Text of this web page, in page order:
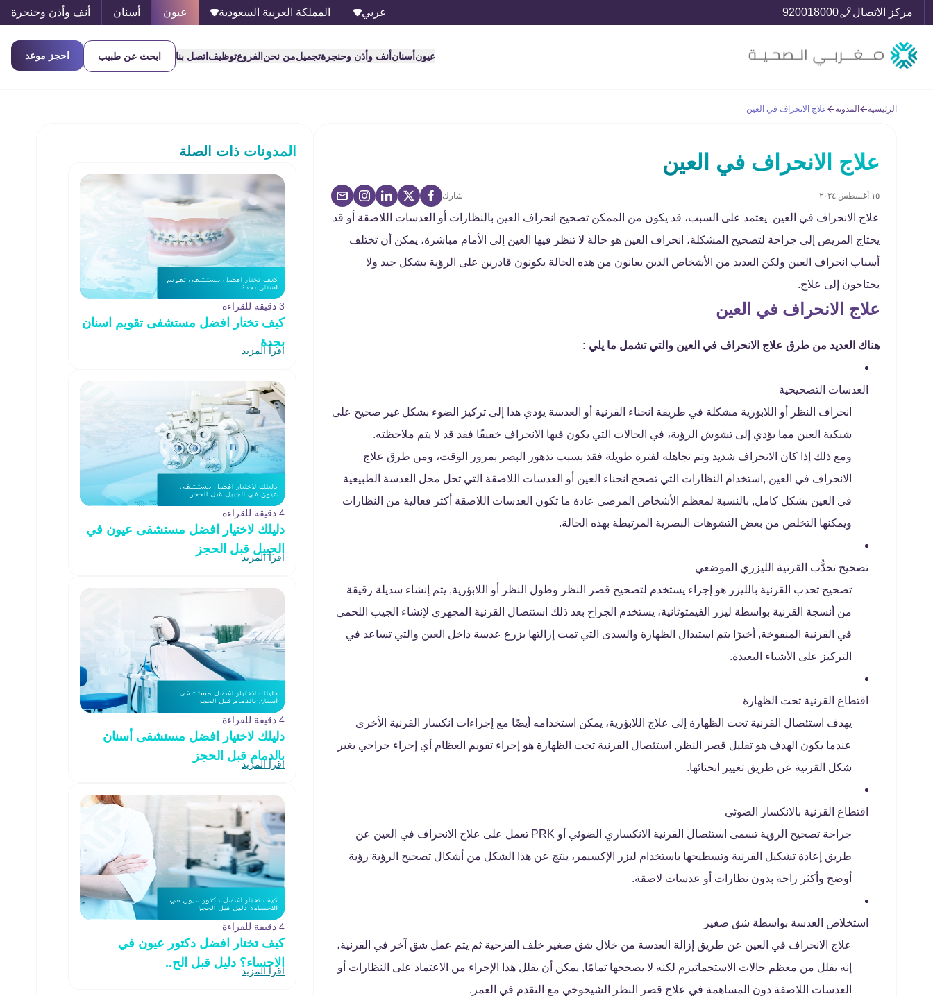
مركز الاتصال 920018000 عربي المملكة العربية السعودية عيون أسنان أنف وأذن وحنجرة
عيون أسنان أنف وأذن وحنجرةتجميلمن نحن الفروعتوظيف اتصل بنا ابحث عن طبيب احجز موعد
الرئيسية المدونة علاج الانحراف في العين
علاج الانحراف في العين
١٥ أغسطس ٢٠٢٤ شارك
علاج الانحراف في العين يعتمد على السبب، قد يكون من الممكن تصحيح انحراف العين بالنظارات أو العدسات اللاصقة أو قد
يحتاج المريض إلى جراحة لتصحيح المشكلة، انحراف العين هو حالة لا تنظر فيها العين إلى الأمام مباشرة، يمكن أن تختلف
أسباب انحراف العين ولكن العديد من الأشخاص الذين يعانون من هذه الحالة يكونون قادرين على الرؤية بشكل جيد ولا
يحتاجون إلى علاج.
علاج الانحراف في العين
هناك العديد من طرق علاج الانحراف في العين والتي تشمل ما يلي :
العدسات التصحيحية
انحراف النظر أو اللابؤرية مشكلة في طريقة انحناء القرنية أو العدسة يؤدي هذا إلى تركيز الضوء بشكل غير صحيح على
شبكية العين مما يؤدي إلى تشوش الرؤية، في الحالات التي يكون فيها الانحراف خفيفًا فقد قد لا يتم ملاحظته.
ومع ذلك إذا كان الانحراف شديد وتم تجاهله لفترة طويلة فقد بسبب تدهور البصر بمرور الوقت، ومن طرق علاج
الانحراف في العين ,استخدام النظارات التي تصحح انحناء العين أو العدسات اللاصقة التي تحل محل العدسة الطبيعية
في العين بشكل كامل, بالنسبة لمعظم الأشخاص المرضي عادة ما تكون العدسات اللاصقة أكثر فعالية من النظارات
ويمكنها التخلص من بعض التشوهات البصرية المرتبطة بهذه الحالة.
تصحيح تحدُّب القرنية الليزري الموضعي
تصحيح تحدب القرنية بالليزر هو إجراء يستخدم لتصحيح قصر النظر وطول النظر أو اللابؤرية, يتم إنشاء سديلة رقيقة
من أنسجة القرنية بواسطة ليزر الفيمتوثانية، يستخدم الجراح بعد ذلك استئصال القرنية المجهري لإنشاء الجيب اللحمي
في القرنية المنفوخة, أخيرًا يتم استبدال الظهارة والسدى التي تمت إزالتها بزرع عدسة داخل العين والتي تساعد في
التركيز على الأشياء البعيدة.
اقتطاع القرنية تحت الظهارة
يهدف استئصال القرنية تحت الظهارة إلى علاج اللابؤرية، يمكن استخدامه أيضًا مع إجراءات انكسار القرنية الأخرى
عندما يكون الهدف هو تقليل قصر النظر, استئصال القرنية تحت الظهارة هو إجراء تقويم العظام أي إجراء جراحي يغير
شكل القرنية عن طريق تغيير انحنائها.
اقتطاع القرنية بالانكسار الضوئي
جراحة تصحيح الرؤية تسمى استئصال القرنية الانكساري الضوئي أو PRK تعمل على علاج الانحراف في العين عن
طريق إعادة تشكيل القرنية وتسطيحها باستخدام ليزر الإكسيمر، ينتج عن هذا الشكل من أشكال تصحيح الرؤية رؤية
أوضح وأكثر راحة بدون نظارات أو عدسات لاصقة.
استخلاص العدسة بواسطة شق صغير
علاج الانحراف في العين عن طريق إزالة العدسة من خلال شق صغير خلف القزحية ثم يتم عمل شق آخر في القرنية،
إنه يقلل من معظم حالات الاستجماتيزم لكنه لا يصححها تمامًا, يمكن أن يقلل هذا الإجراء من الاعتماد على النظارات أو
العدسات اللاصقة دون المساهمة في علاج قصر النظر الشيخوخي مع التقدم في العمر.
المدونات ذات الصلة
3 دقيقة للقراءة
كيف تختار افضل مستشفى تقويم اسنان
بجدة
اقرأ المزيد
4 دقيقة للقراءة
دليلك لاختيار افضل مستشفى عيون في
الجبيل قبل الحجز
اقرأ المزيد
4 دقيقة للقراءة
دليلك لاختيار افضل مستشفى أسنان
بالدمام قبل الحجز
اقرأ المزيد
4 دقيقة للقراءة
كيف تختار افضل دكتور عيون في
الاحساء؟ دليل قبل الح..
اقرأ المزيد